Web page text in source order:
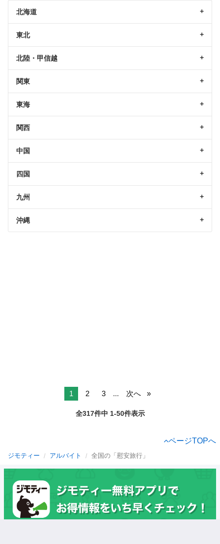
北海道
東北
北陸・甲信越
関東
東海
関西
中国
四国
九州
沖縄
1 2 3 ... 次へ
全317件中 1-50件表示
ページTOPへ
ジモティー アルバイト 全国の「慰安旅行」